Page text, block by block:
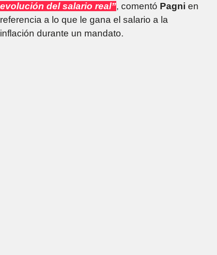
evolución del salario real”, comentó Pagni en
referencia a lo que le gana el salario a la
inflación durante un mandato.